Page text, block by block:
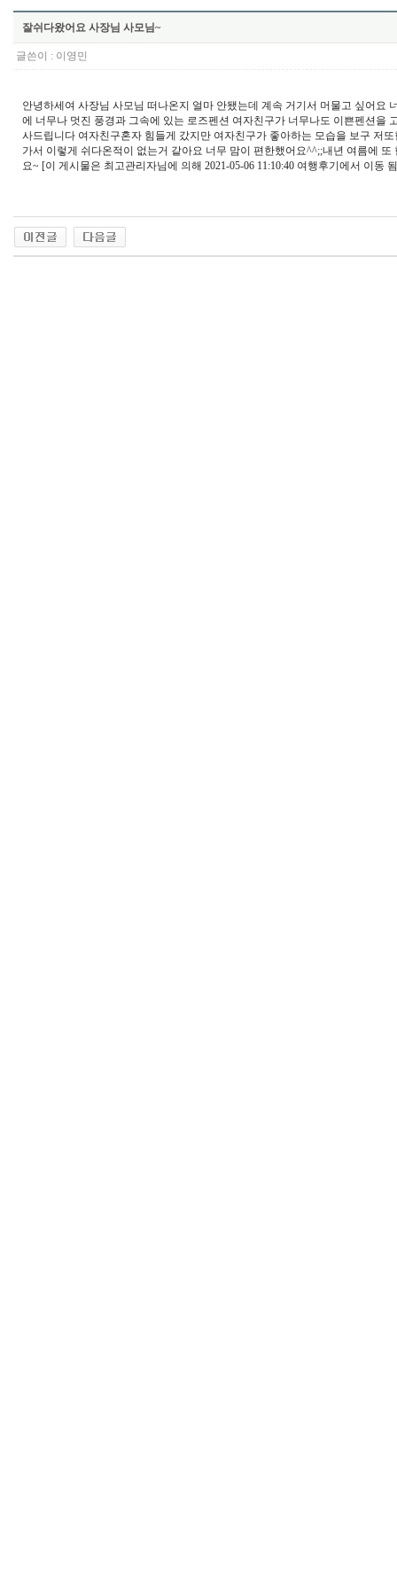
잘쉬다왔어요 사장님 사모님~
글쓴이 : 이영민
안녕하세여 사장님 사모님 떠나온지 얼마 안됐는데 계속 거기서 머물고 싶어
에 너무나 멋진 풍경과 그속에 있는 로즈펜션 여자친구가 너무나도 이쁜펜션을
사드립니다 여자친구혼자 힘들게 갔지만 여자친구가 좋아하는 모습을 보구 저
가서 이렇게 쉬다온적이 없는거 같아요 너무 맘이 편한했어요^^;;내년 여름에
요~ [이 게시물은 최고관리자님에 의해 2021-05-06 11:10:40 여행후기에서 이동